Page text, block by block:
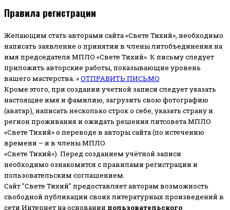
Правила регистрации
Желающим стать авторами сайта «Свете Тихий», необходимо
написать заявление о принятии в члены литобъединения на
имя председателя МПЛО «Свете Тихий». К письму следует
приложить авторские работы, показывающие уровень
вашего мастерства. »ОТПРАВИТЬ ПИСЬМО
Кроме этого, при создании учетной записи следует указать
настоящие имя и фамилию, загрузить свою фотографию
(аватар), написать несколько строк о себе, указать страну и
регион проживания и ожидать решения литсовета МПЛО
«Свете Тихий» о переводе в авторы сайта (по истечению
времени – и в члены МПЛО
«Свете Тихий»). Перед созданием учётной записи
необходимо ознакомится с правилами регистрации и
пользовательским соглашением.
Сайт "Свете Тихий" предоставляет авторам возможность
свободной публикации своих литературных произведений в
сети Интернет на основании пользовательского